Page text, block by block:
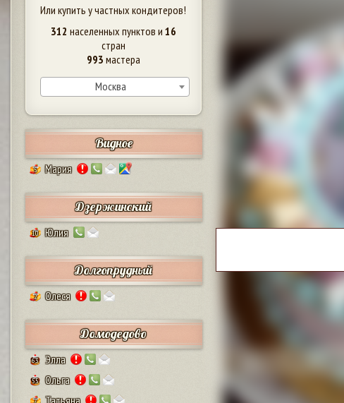
Или купить у частных кондитеров!
312 населенных пунктов и 16
стран
993 мастера
Москва
Видное
5 Мария
Дзержинский
10 Юлия
Долгопрудный
2 Олеся
Домодедово
63 Элла
55 Ольга
7 Татьяна